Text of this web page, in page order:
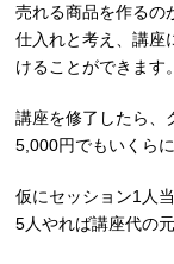
売れる商品を作るの
仕入れと考え、講座
けることができます。
講座を修了したら、
5,000円でもいくら
仮にセッション1人
5人やれば講座代の